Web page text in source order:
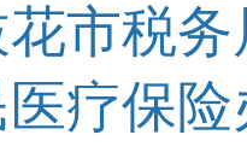
市税
医疗保